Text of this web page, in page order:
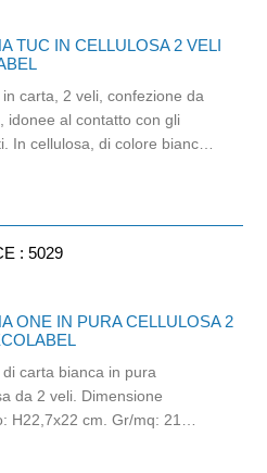
TUC IN CELLULOSA 2 VELI
in carta, 2 veli, confezione da
idonee al contatto con gli
In cellulosa, di colore bianco
: 5029
ONE IN PURA CELLULOSA 2
di carta bianca in pura
H22,7x22 cm. Gr/mq: 21